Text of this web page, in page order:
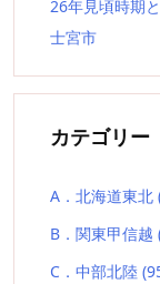
26年見頃時期
士宮市
カテゴリー
A．北海道東北
B．関東甲信越
C．中部北陸